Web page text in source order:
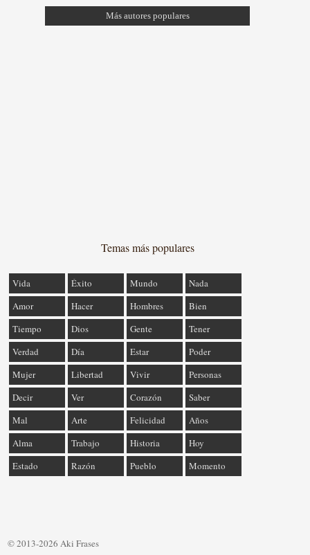
Más autores populares
Temas más populares
Vida Éxito Mundo
Nada
Amor
Hacer Hombres
Bien
Tiempo
Dios Gente
Tener
Verdad
Día Estar
Poder
Mujer
Libertad Vivir
Personas
Decir
Ver Corazón
Saber
Mal
Arte Felicidad
Años
Alma
Trabajo Historia
Hoy
Estado
Razón Pueblo Momento
© 2013-2026 Aki Frases